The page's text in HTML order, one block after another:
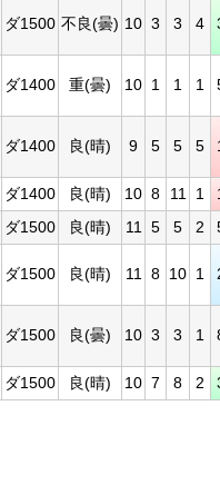
ダ1500 不良(曇) 10 3 3 4
ダ1400 重(曇) 10 1 1 1
ダ1400 良(晴) 9 5 5 5
ダ1400 良(晴) 10 8 11 1
ダ1500 良(晴) 11 5 5 2
ダ1500 良(晴) 11 8 10 1
ダ1500 良(曇) 10 3 3 1
ダ1500 良(晴) 10 7 8 2